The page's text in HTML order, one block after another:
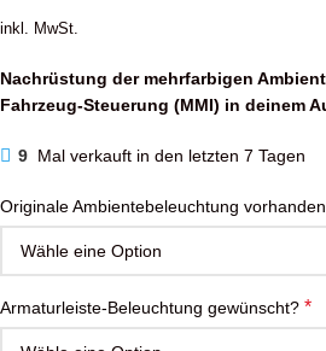
inkl. MwSt.
Nachrüstung der mehrfarbigen
Fahrzeug-Steuerung (MMI) in deinem
9 Mal verkauft in den letzten 7 Tagen
Originale Ambientebeleuchtung
Armaturleiste-Beleuchtung gewünscht? *